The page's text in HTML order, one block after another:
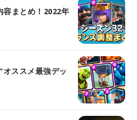
容まとめ！2022年
オススメ最強デッ